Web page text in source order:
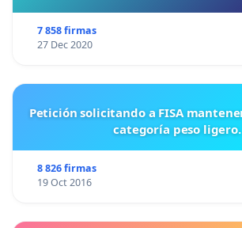
7 858 firmas
27 Dec 2020
Petición solicitando a FISA mantener el remo de la
categoría peso ligero.
8 826 firmas
19 Oct 2016